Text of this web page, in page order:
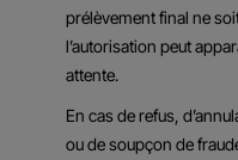
prélèvement final ne
l’autorisation peut
attente.
En cas de refus,
ou de soupçon de